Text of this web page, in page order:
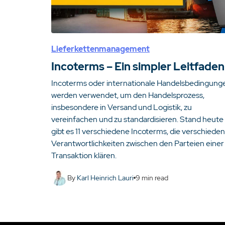
Lieferkettenmanagement
Incoterms – Ein simpler Leitfaden
Incoterms oder internationale
werden verwendet, um den Handelsprozess,
insbesondere in Versand und Logistik, zu
vereinfachen und zu standardisieren. Stand heute
gibt es 11 verschiedene Incoterms, die
Verantwortlichkeiten zwischen den Parteien einer
Transaktion klären.
By Karl Heinrich Lauri 9 min read